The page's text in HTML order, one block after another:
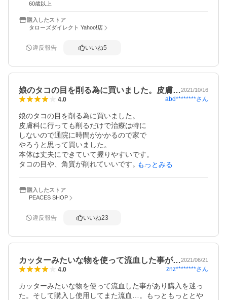
60歳以上
購入したストア
タローズダイレクト Yahoo!店
違反報告 いいね5
娘のタコの目を削る為に買いました。皮膚…2021/10/16
4.0 abd********さん
娘のタコの目を削る為に買いました。
皮膚科に行っても削るだけで治療は特に
しないので通院に時間がかかるので家で
やろうと思って買いました。
本体は丈夫にできていて握りやすいです。
タコの目や、角質が削れていいです。
注文番号
peaces-10009571
もっとみる
購入したストア
PEACES SHOP
違反報告 いいね23
カッターみたいな物を使って流血した事が…2021/06/21
4.0 znz********さん
カッターみたいな物を使って流血した事があり購入を迷っ
た。そして購入し使用してまた流血…。もっともっととや